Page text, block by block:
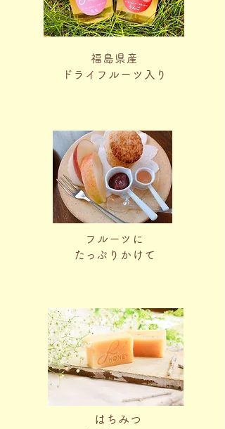
福島県産
​ドライフルーツ入り
フルーツに
​たっぷりかけて
はちみつ